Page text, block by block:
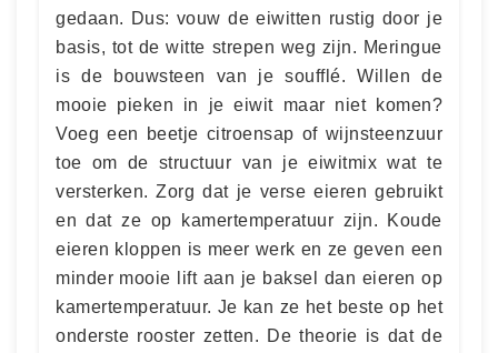
gedaan. Dus: vouw de eiwitten rustig door je
basis, tot de witte strepen weg zijn. Meringue
is de bouwsteen van je soufflé. Willen de
mooie pieken in je eiwit maar niet komen?
Voeg een beetje citroensap of wijnsteenzuur
toe om de structuur van je eiwitmix wat te
versterken. Zorg dat je verse eieren gebruikt
en dat ze op kamertemperatuur zijn. Koude
eieren kloppen is meer werk en ze geven een
minder mooie lift aan je baksel dan eieren op
kamertemperatuur. Je kan ze het beste op het
onderste rooster zetten. De theorie is dat de